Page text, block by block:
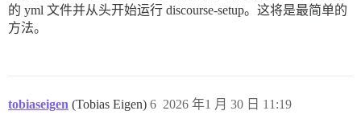
的 yml 文件并从头开始运行 discourse-setup。这将是最简单的
方法。
tobiaseigen (Tobias Eigen) 2026 年1 月 30 日 11:19
6